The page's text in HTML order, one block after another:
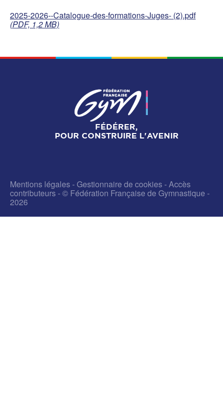
2025-2026--Catalogue-des-formations-Juges- (2).pdf
(PDF, 1,2 MB)
FÉDÉRER,
POUR CONSTRUIRE L'AVENIR
Mentions légales-Gestionnaire de cookies-Accès
contributeurs- © Fédération Française de Gymnastique -
2026